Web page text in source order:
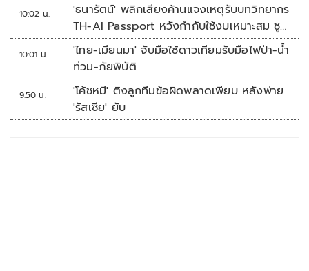
10:02 น.
'ธนารัตน์' พลิกเสียงค้านแจงเหตุรับบทวิทยากร
TH-AI Passport หวังกำกับใช้งบเหมาะสม ชู
จุดเด่นคนไทยได้ใช้ AI ระดับโปร ลดเหลื่อมล้ำ
ทางเทคโนโลยี เซฟงบไปกว่า900ล้าน เชื่อหาก
ใช้เต็มที่เอกชนขาดทุนย่อยยับ
10:01 น.
'ไทย-เมียนมา' จับมือใช้ดาวเทียมรับมือไฟป่า-น้ำ
ท่วม-ภัยพิบัติ
9:50 น.
'โค้ชหมี' ติงลูกทีมข้อผิดพลาดเพียบ หลังพ่าย
'รัสเซีย' ยับ